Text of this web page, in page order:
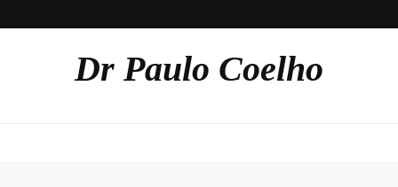
Dr Paulo Coelho